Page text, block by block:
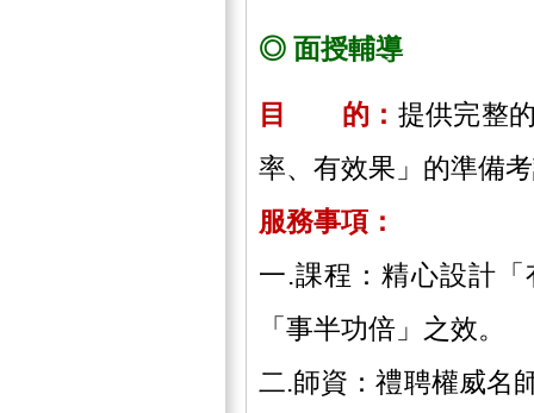
◎ 面授輔導
目 的： 提供完整
率、有效果」的準備
服務事項：
一.課程：精心設計
「事半功倍」之效。
二.師資：禮聘權威名